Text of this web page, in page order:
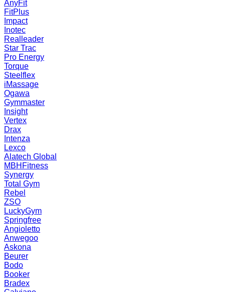
AnyFit
FitPlus
Impact
Inotec
Realleader
Star Trac
Pro Energy
Torque
Steelflex
iMassage
Ogawa
Gymmaster
Insight
Vertex
Drax
Intenza
Lexco
Alatech Global
MBHFitness
Synergy
Total Gym
Rebel
ZSO
LuckyGym
Springfree
Angioletto
Anwegoo
Askona
Beurer
Bodo
Booker
Bradex